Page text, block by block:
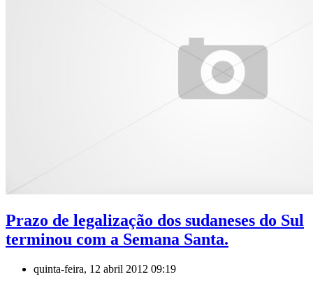
Prazo de legalização dos sudaneses do Sul
terminou com a Semana Santa.
quinta-feira, 12 abril 2012 09:19